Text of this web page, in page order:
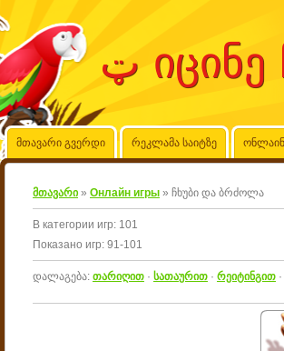
მთავარი გვერდი რეკლამა საიტზე
მთავარი » Онлайн игры » ჩხუბი და ბრძოლა
В категории игр: 101
Показано игр: 91-101
დალაგება: თარიღით · სათაურით · რეიტინგით ·